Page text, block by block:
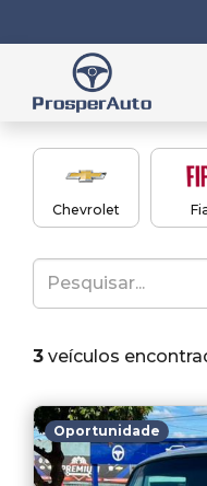
Chevrolet
3 veículos
Oportunidade